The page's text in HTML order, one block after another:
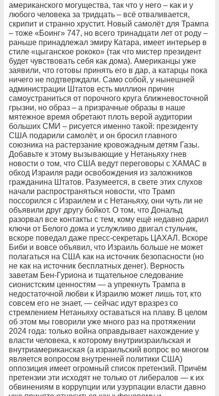
американского могущества, так что у него – как и у
любого человека за тридцать – всё отваливается,
скрипит и странно хрустит. Новый самолёт для Трампа
– тоже «Боинг» 747, но всего тринадцати лет от роду –
раньше принадлежал эмиру Катара, имеет интерьер в
стиле «цыганское рококо» (так что мистер президент
будет чувствовать себя как дома). Американцы уже
заявили, что готовы принять его в дар, а катарцы пока
ничего не подтверждали. Само собой, у нынешней
администрации Штатов есть миллион причин
самоустраниться от порочного круга ближневосточной
грызни, но образ – а призрачные образы в наше
мятежное время обретают плоть верой аудитории
больших СМИ – рисуется именно такой: президенту
США подарили самолёт, и он бросил главного
союзника на растерзание кровожадным детям Газы.
Добавьте к этому вызывающие у Нетаньяху гнев
новости о том, что США ведут переговоры с ХАМАС в
обход Израиля ради освобождения из заложников
гражданина Штатов. Разумеется, в свете этих слухов
начали распространяться новости, что Трамп
поссорился с Израилем и с Нетаньяху, они чуть ли не
объявили друг другу бойкот. О том, что Дональд
разорвал все контакты с тем, кому ещё недавно дарил
ключи от Белого дома и услужливо двигал стульчик,
вскоре поведал даже пресс-секретарь ЦАХАЛ. Вскоре
Биби и вовсе объявил, что Израиль больше не может
полагаться на США как на источник безопасности (но
не как на источник бесплатных денег). Верность
заветам Бен-Гуриона и тщательное следование
сионистским ценностям — а упрекнуть Трампа в
недостаточной любви к Израилю может лишь тот, кто
совсем его не знает, — сейчас идут вразрез со
стремлением Нетаньяху оставаться на плаву. В целом
об этом мы говорили уже много раз на протяжении
2024 года: только война оправдывает нахождение у
власти человека, к которому внутриизраильская и
внутриамериканская (а израильский вопрос во многом
является вопросом внутренней политики США)
оппозиция имеет огромный список претензий. Причём
претензии эти исходят не только от либералов — к их
обвинениям в коррупции или узурпации власти давно